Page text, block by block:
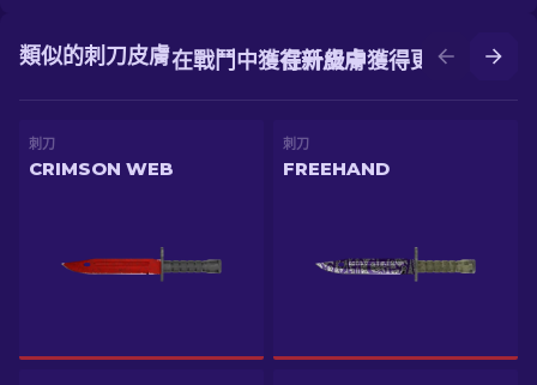
在升級中獲得更好的皮膚
在戰鬥中獲得新皮膚
類似的刺刀皮膚
刺刀
CRIMSON WEB
刺刀
FREEHAND